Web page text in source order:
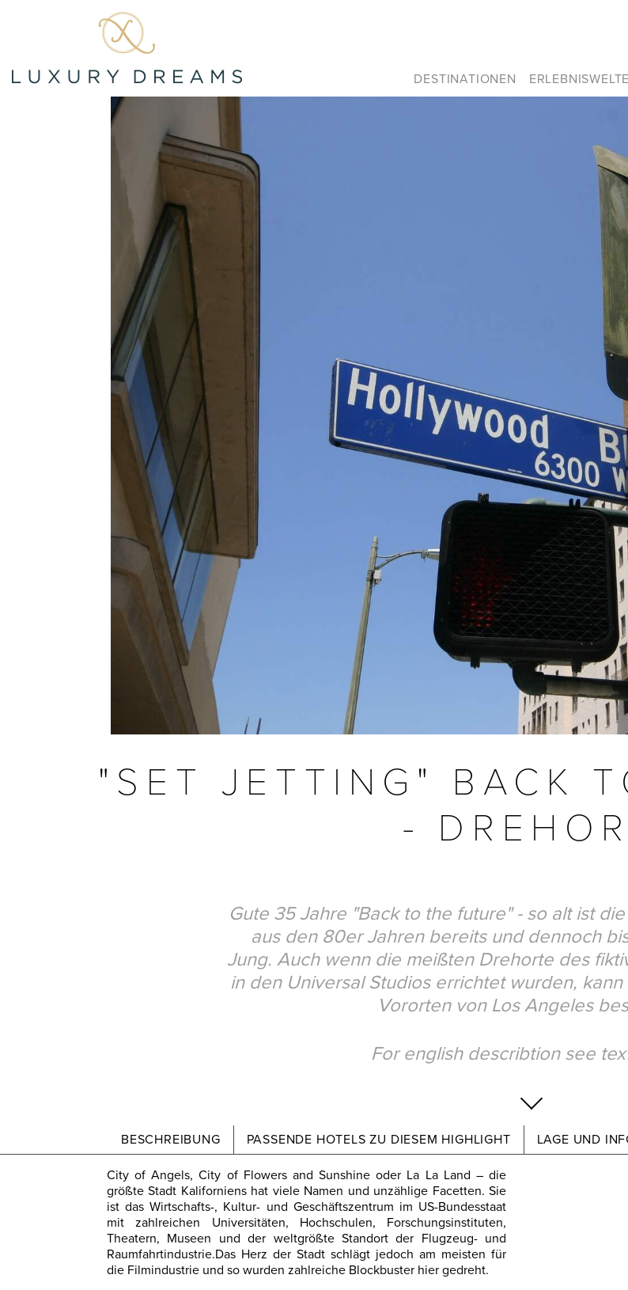
DESTINATIONEN
"SET JETTING" BACK
-
Gute 35 Jahre "Back to the future" - so alt ist
aus den 80er Jahren bereits und dennoch
Jung. Auch wenn die meißten Drehorte des
in den Universal Studios errichtet wurden,
Vororten von Los Angeles
For english describtion see
BESCHREIBUNG PASSENDE HOTELS ZU DIESEM HIGHLIGHT LAGE UND
City of Angels, City of Flowers and Sunshine oder La La Land – die
größte Stadt Kaliforniens hat viele Namen und unzählige Facetten. Sie
ist das Wirtschafts-, Kultur- und Geschäftszentrum im US-Bundesstaat
mit zahlreichen Universitäten, Hochschulen, Forschungsinstituten,
Theatern, Museen und der weltgrößte Standort der Flugzeug- und
Raumfahrtindustrie.Das Herz der Stadt schlägt jedoch am meisten für
die Filmindustrie und so wurden zahlreiche Blockbuster hier gedreht.